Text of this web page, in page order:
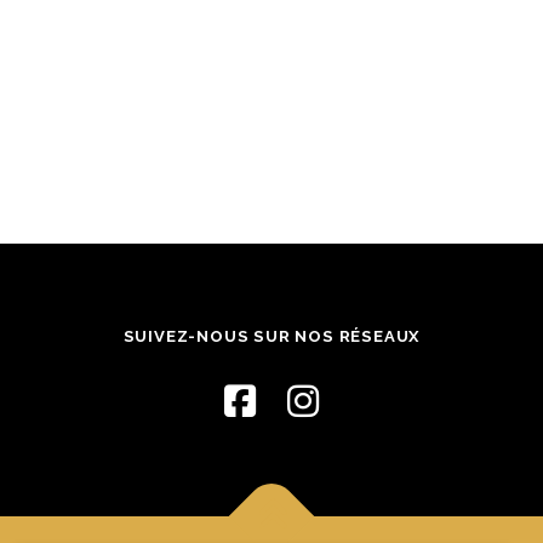
SUIVEZ-NOUS SUR NOS RÉSEAUX